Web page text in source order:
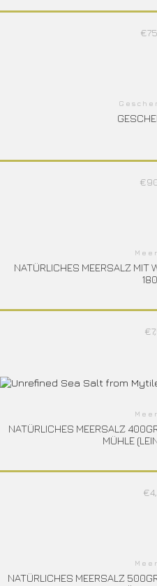
€
€
NATÜRLICHES MEERSALZ MIT
€
NATÜRLICHES MEERSALZ
MÜHLE
€
NATÜRLICHES MEERSALZ